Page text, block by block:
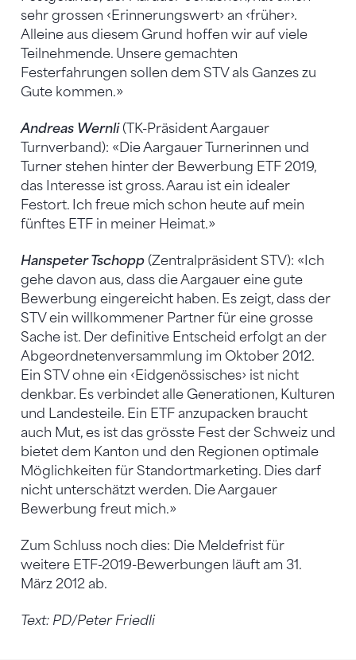
sehr grossen ‹Erinnerungswert› an ‹früher›.
Alleine aus diesem Grund hoffen wir auf viele
Teilnehmende. Unsere gemachten
Festerfahrungen sollen dem STV als Ganzes zu
Gute kommen.»
Andreas Wernli(TK-Präsident Aargauer
Turnverband): «Die Aargauer Turnerinnen und
Turner stehen hinter der Bewerbung ETF 2019,
das Interesse ist gross. Aarau ist ein idealer
Festort. Ich freue mich schon heute auf mein
fünftes ETF in meiner Heimat.»
Hanspeter Tschopp (Zentralpräsident STV): «Ich
gehe davon aus, dass die Aargauer eine gute
Bewerbung eingereicht haben. Es zeigt, dass der
STV ein willkommener Partner für eine grosse
Sache ist. Der definitive Entscheid erfolgt an der
Abgeordnetenversammlung im Oktober 2012.
Ein STV ohne ein ‹Eidgenössisches› ist nicht
denkbar. Es verbindet alle Generationen, Kulturen
und Landesteile. Ein ETF anzupacken braucht
auch Mut, es ist das grösste Fest der Schweiz und
bietet dem Kanton und den Regionen optimale
Möglichkeiten für Standortmarketing. Dies darf
nicht unterschätzt werden. Die Aargauer
Bewerbung freut mich.»
Zum Schluss noch dies: Die Meldefrist für
weitere ETF-2019-Bewerbungen läuft am 31.
März 2012 ab.
Text: PD/Peter Friedli